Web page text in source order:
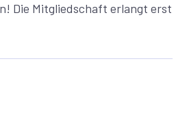
Die Mitgliedschaft erlangt erst